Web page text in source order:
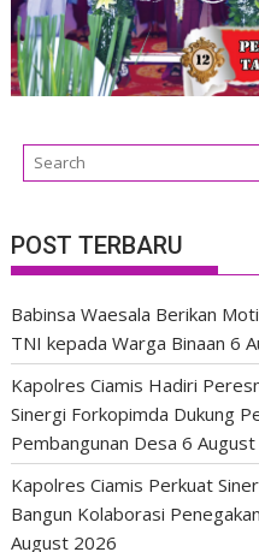
POST TERBARU
Babinsa Waesala Berikan
TNI kepada Warga Binaan 6
Kapolres Ciamis Hadiri
Sinergi Forkopimda Dukung
Pembangunan Desa 6
Kapolres Ciamis Perkuat
Bangun Kolaborasi
August 2026